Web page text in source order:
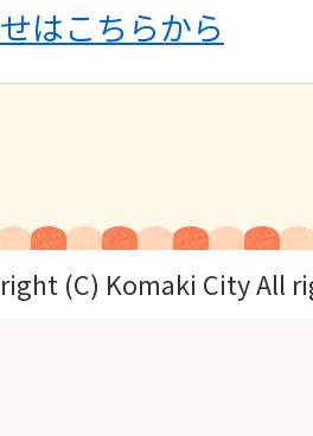
はこちらから
(C) Komaki City All